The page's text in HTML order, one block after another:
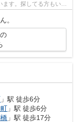
ます。探してる方もいる
。
」駅 徒歩6分
」駅 徒歩6分
」駅 徒歩17分